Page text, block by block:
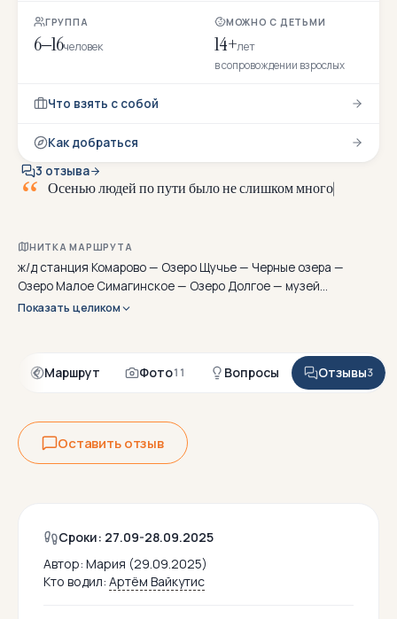
ГРУППА
6–16человек
МОЖНО С ДЕТЬМИ
14+лет
в сопровождении взрослых
Что взять с собой
Как добраться
3 отзыва
Осеньюлюдейпопутибылонеслишкоммного
НИТКА МАРШРУТА
ж/д станция Комарово — Озеро Щучье — Черные озера —
Озеро Малое Симагинское — Озеро Долгое — музей
«Ялкала» — Большое Симагинское озеро — Дружинное озеро
Показать целиком
Маршрут Фото11 Вопросы Отзывы3
Оставить отзыв
Сроки: 27.09-28.09.2025
Автор: Мария (29.09.2025)
Кто водил: Артём Вайкутис